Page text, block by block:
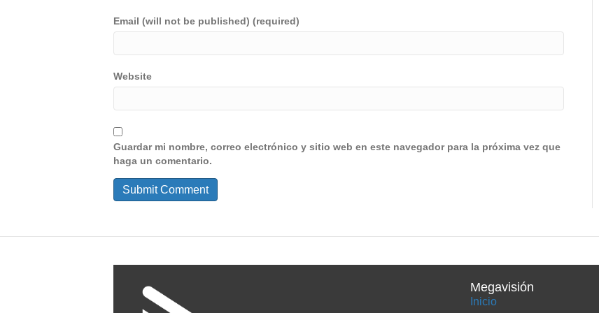
Email (will not be published) (required)
Website
Guardar mi nombre, correo electrónico y sitio web en este navegador para la próxima vez que
haga un comentario.
Megavisión
Inicio